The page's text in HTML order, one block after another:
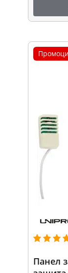
Панел